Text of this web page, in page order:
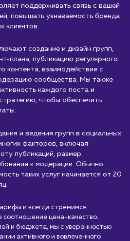
более
каналы коммуникации,
сетях может не быть
услуги
и ведение
руб.